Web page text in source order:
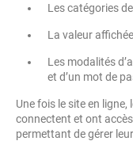
Les catégories
La valeur
Les modalités
et d’un mot de
Une fois le site en
connectent et ont
permettant de gérer